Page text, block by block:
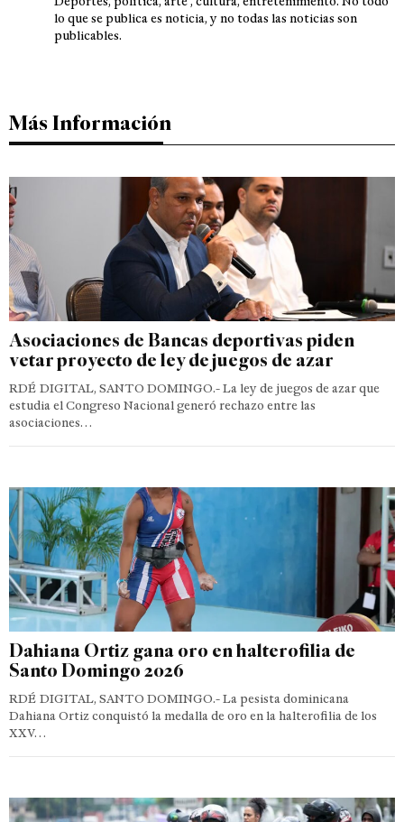
lo que se publica es noticia, y no todas las noticias son
publicables.
Más Información
Asociaciones de Bancas deportivas piden
vetar proyecto de ley de juegos de azar
RDÉ DIGITAL, SANTO DOMINGO.- La ley de juegos de azar que
estudia el Congreso Nacional generó rechazo entre las
asociaciones…
Dahiana Ortiz gana oro en halterofilia de
Santo Domingo 2026
RDÉ DIGITAL, SANTO DOMINGO.- La pesista dominicana
Dahiana Ortiz conquistó la medalla de oro en la halterofilia de los
XXV…